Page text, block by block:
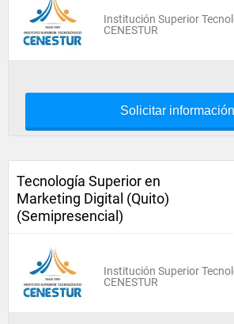
Institución Superior
CENESTUR
Solicitar información
Tecnología Superior en
Marketing Digital (Quito)
(Semipresencial)
Institución Superior
CENESTUR